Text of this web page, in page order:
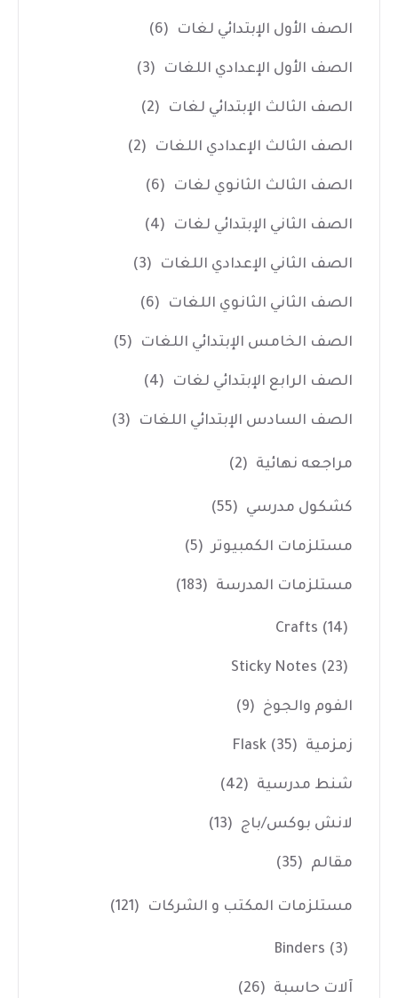
الصف الأول الإبتدائي لغات (6)
الصف الأول الإعدادي اللغات (3)
الصف الثالث الإبتدائي لغات (2)
الصف الثالث الإعدادي اللغات (2)
الصف الثالث الثانوي لغات (6)
الصف الثاني الإبتدائي لغات (4)
الصف الثاني الإعدادي اللغات (3)
الصف الثاني الثانوي اللغات (6)
الصف الخامس الإبتدائي اللغات (5)
الصف الرابع الإبتدائي لغات (4)
الصف السادس الإبتدائي اللغات (3)
مراجعه نهائية (2)
كشكول مدرسي (55)
مستلزمات الكمبيوتر (5)
مستلزمات المدرسة (183)
Crafts (14)
Sticky Notes (23)
الفوم والجوخ (9)
زمزمية Flask (35)
شنط مدرسية (42)
لانش بوكس/باج (13)
مقالم (35)
مستلزمات المكتب و الشركات (121)
Binders (3)
آلات حاسبة (26)